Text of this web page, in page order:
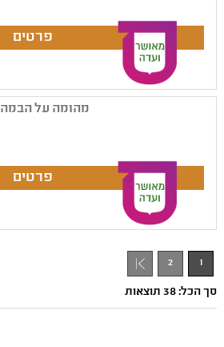
מהומה על הבמה
1
2
סך הכל: 38 תוצאות